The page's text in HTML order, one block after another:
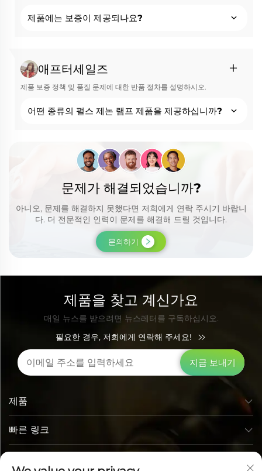
제품에는 보증이 제공되나요?
애프터세일즈
제품 보증 정책 및 품질 문제에 대한 반품 절차를 설명하시오.
어떤 종류의 펄스 제논 램프 제품을 제공하십니까?
문제가 해결되었습니까?
아니오, 문제를 해결하지 못했다면 저희에게 연락 주시기 바랍니
다. 더 전문적인 인력이 문제를 해결해 드릴 것입니다.
문의하기
제품을 찾고 계신가요
매일 뉴스를 받으려면 뉴스레터를 구독하십시오.
필요한 경우, 저희에게 연락해 주세요!
지금 보내기
빠른 링크
제품